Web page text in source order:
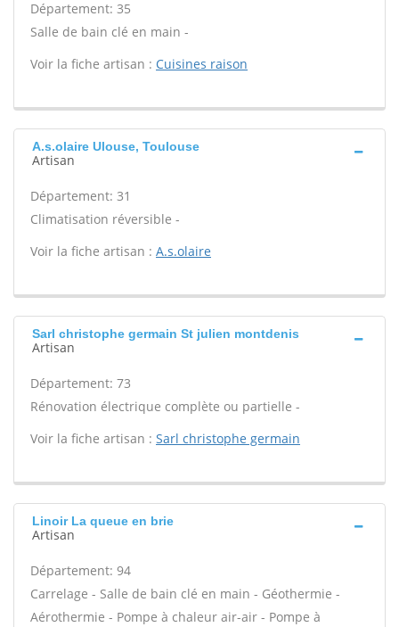
Département: 35
Salle de bain clé en main -
Voir la fiche artisan : Cuisines raison
A.s.olaire Ulouse, Toulouse
Artisan
Département: 31
Climatisation réversible -
Voir la fiche artisan : A.s.olaire
Sarl christophe germain St julien montdenis
Artisan
Département: 73
Rénovation électrique complète ou partielle -
Voir la fiche artisan : Sarl christophe germain
Linoir La queue en brie
Artisan
Département: 94
Carrelage - Salle de bain clé en main - Géothermie -
Aérothermie - Pompe à chaleur air-air - Pompe à